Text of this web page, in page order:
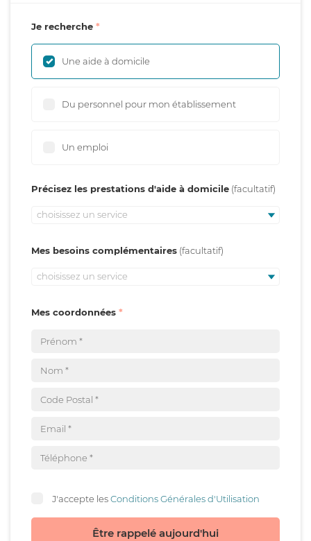
Je recherche
Une aide à domicile
Du personnel pour mon établissement
Un emploi
Précisez les prestations d'aide à domicile
choisissez un service
Mes besoins complémentaires
choisissez un service
Mes coordonnées
J'accepte lesConditions Générales d'Utilisation
Être rappelé aujourd'hui